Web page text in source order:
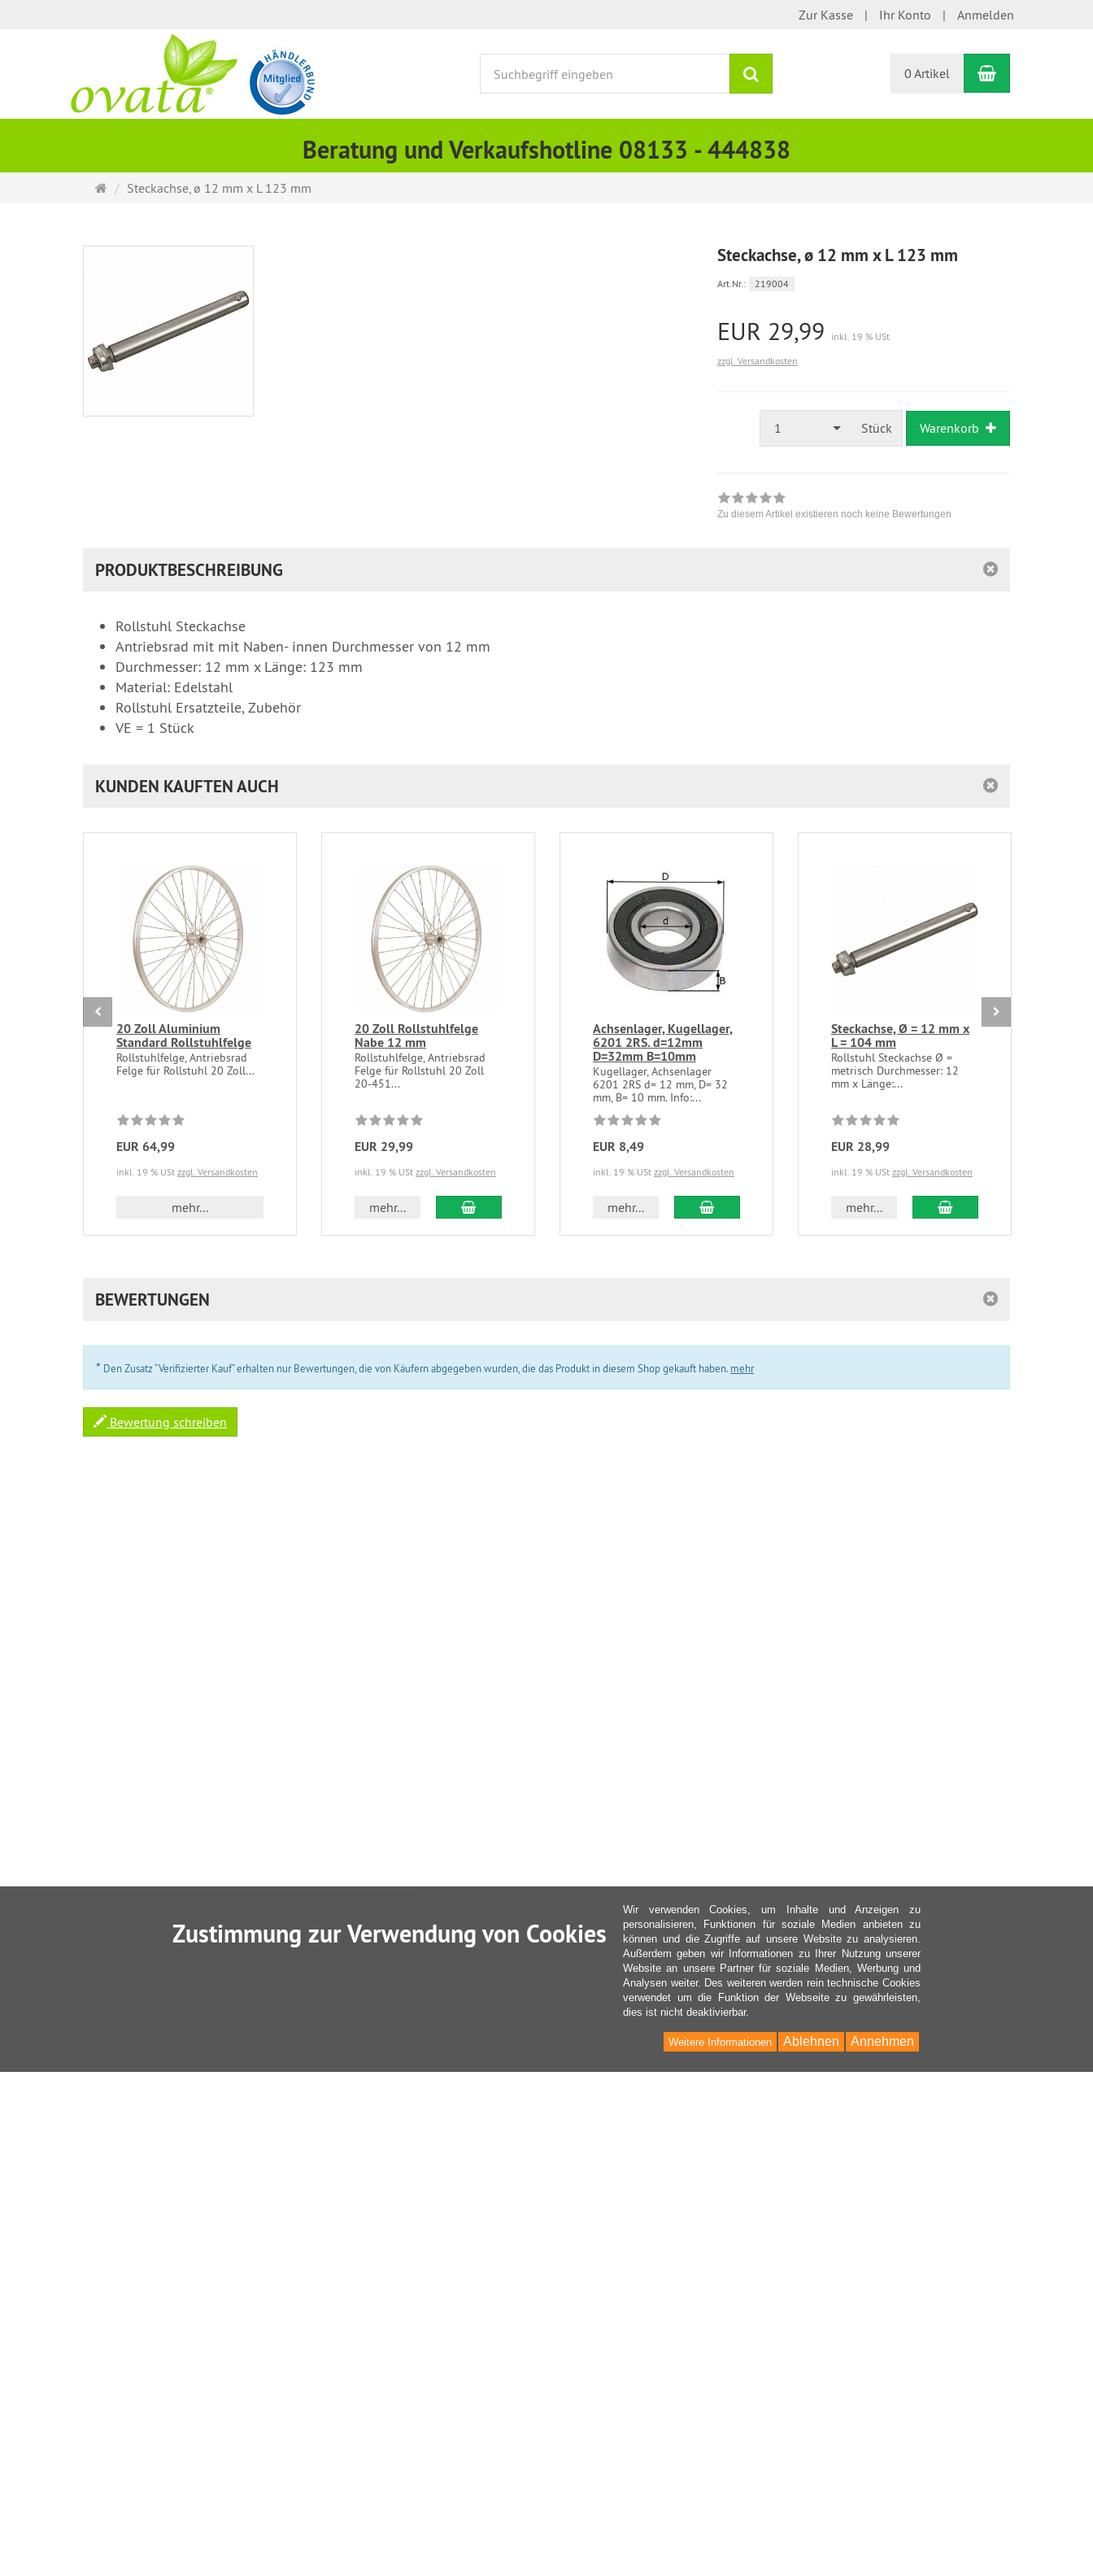
Zur Kasse Ihr Konto Anmelden
0 Artikel Warenkorb
Beratung und Verkaufshotline 08133 - 444838
Startseite
Steckachse, ø 12 mm x L 123 mm
Steckachse, ø 12 mm x L 123 mm
Art.Nr.: 219004
EUR 29,99
inkl. 19 % USt
zzgl. Versandkosten
1 Stück Warenkorb
Zu diesem Artikel existieren noch keine Bewertungen
PRODUKTBESCHREIBUNG
Rollstuhl Steckachse
Antriebsrad mit mit Naben- innen Durchmesser von 12 mm
Durchmesser: 12 mm x Länge: 123 mm
Material: Edelstahl
Rollstuhl Ersatzteile, Zubehör
VE = 1 Stück
KUNDEN KAUFTEN AUCH
20 Zoll Aluminium
Standard Rollstuhlfelge
Rollstuhlfelge, Antriebsrad
Felge für Rollstuhl 20 Zoll...
EUR 64,99
inkl. 19 % USt zzgl. Versandkosten
mehr...
20 Zoll Rollstuhlfelge
Nabe 12 mm
Rollstuhlfelge, Antriebsrad
Felge für Rollstuhl 20 Zoll
20-451...
EUR 29,99
inkl. 19 % USt zzgl. Versandkosten
mehr... In den Warenkorb
Achsenlager, Kugellager,
6201 2RS. d=12mm
D=32mm B=10mm
Kugellager, Achsenlager
6201 2RS d= 12 mm, D= 32
mm, B= 10 mm. Info:...
EUR 8,49
inkl. 19 % USt zzgl. Versandkosten
mehr... In den Warenkorb
Steckachse, Ø = 12 mm x
L = 104 mm
Rollstuhl Steckachse Ø =
metrisch Durchmesser: 12
mm x Länge:...
EUR 28,99
inkl. 19 % USt zzgl. Versandkosten
mehr... In den Warenkorb
BEWERTUNGEN
* Den Zusatz “Verifizierter Kauf” erhalten nur Bewertungen, die von Käufern abgegeben wurden, die das Produkt in diesem Shop gekauft haben. mehr
Bewertung schreiben
Zustimmung zur Verwendung von Cookies
Wir verwenden Cookies, um Inhalte und Anzeigen zu
personalisieren, Funktionen für soziale Medien anbieten zu
können und die Zugriffe auf unsere Website zu analysieren.
Außerdem geben wir Informationen zu Ihrer Nutzung unserer
Website an unsere Partner für soziale Medien, Werbung und
Analysen weiter. Des weiteren werden rein technische Cookies
verwendet um die Funktion der Webseite zu gewährleisten,
dies ist nicht deaktivierbar.
Annehmen
Ablehnen
Weitere Informationen